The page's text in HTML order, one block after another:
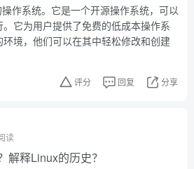
作系统。它是一个开源操作系统，可以
它为用户提供了免费的低成本操作系
境，他们可以在其中轻松修改和创建
评分 回复 分享
读
解释Linux的历史？